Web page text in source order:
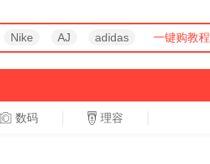
Nike AJ adidas 一键购教程
数码 理容